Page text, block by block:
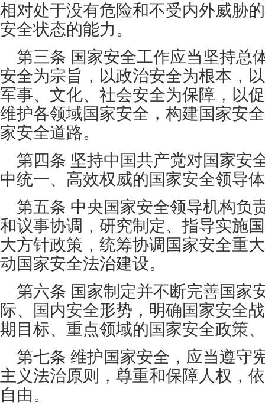
相对处于没有危险和不受内外威胁
安全状态的能力。
第三条 国家安全工作应当坚持总
安全为宗旨，以政治安全为根本，
军事、文化、社会安全为保障，以
维护各领域国家安全，构建国家安
家安全道路。
第四条 坚持中国共产党对国家安
中统一、高效权威的国家安全领导
第五条 中央国家安全领导机构负
和议事协调，研究制定、指导实施
大方针政策，统筹协调国家安全重
动国家安全法治建设。
第六条 国家制定并不断完善国家
际、国内安全形势，明确国家安全
期目标、重点领域的国家安全政策
第七条 维护国家安全，应当遵守
主义法治原则，尊重和保障人权，
自由。